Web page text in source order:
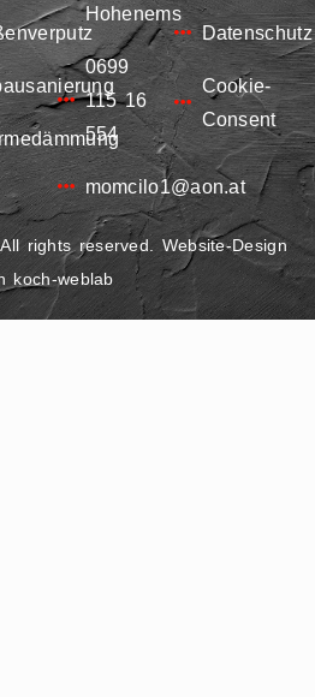
Hohenems
0699
115 16
554
momcilo1@aon.at
Datenschutz
Cookie-
Consent
rights reserved. Website-Design
koch-weblab